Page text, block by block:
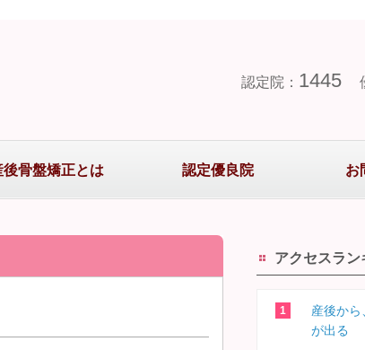
認定院： 1445
後骨盤矯正とは 認定優良院 お
アクセスラン
産後から
が出る